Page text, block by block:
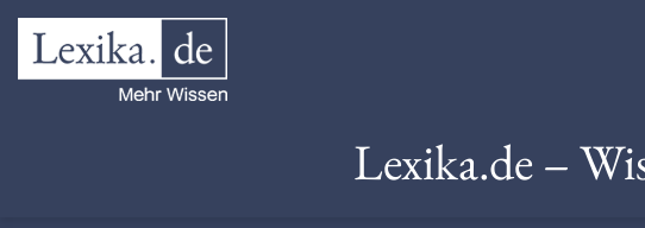
Lexika.de –